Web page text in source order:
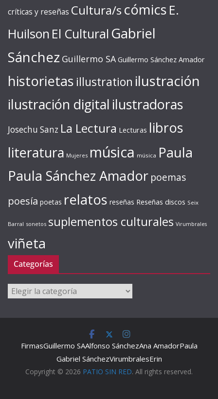
críticas y reseñas Cultura/s cómics E.
Huilson El Cultural Gabriel
Sánchez Guillermo SA Guillermo Sánchez Amador
historietas illustration ilustración
ilustración digital ilustradoras
Josechu Sanz La Lectura Lecturas libros
literatura Mujeres música música Paula
Paula Sánchez Amador poemas
poesía poetas relatos reseñas Reseñas discos Seix
Barral sonetos suplementos culturales Virumbrales
viñeta
Categorías
Categorías
FirmasGuillermo SAAlfonso SánchezAna AmadorPaula
Gabriel SánchezVirumbralesErin
Copyright © 2026 PATIO SIN RED. All rights reserved.